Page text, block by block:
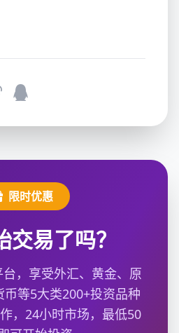
限时优惠
交易了吗？
，享受外汇、黄金、原
等5大类200+投资品种
，24小时市场，最低50